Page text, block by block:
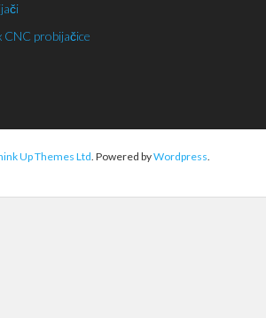
CNC probijačice
Up Themes Ltd. Powered byWordpress.